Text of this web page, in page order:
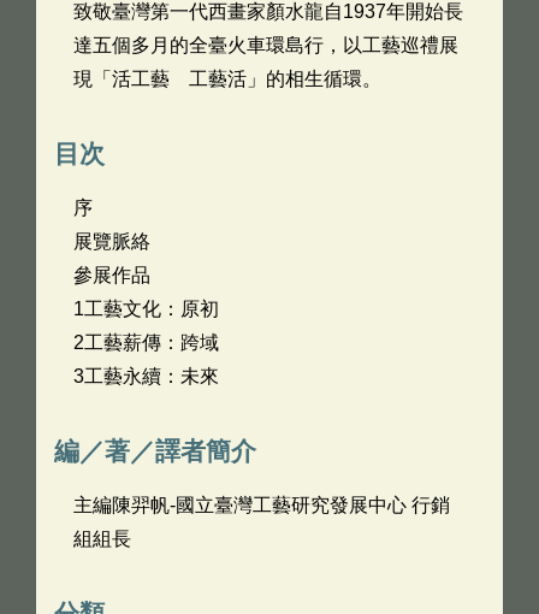
致敬臺灣第一代西畫家顏水龍自1937年開始長
達五個多月的全臺火車環島行，以工藝巡禮展
現「活工藝 工藝活」的相生循環。
目次
序
展覽脈絡
參展作品
1工藝文化：原初
2工藝薪傳：跨域
3工藝永續：未來
編／著／譯者簡介
主編陳羿帆-國立臺灣工藝研究發展中心 行銷
組組長